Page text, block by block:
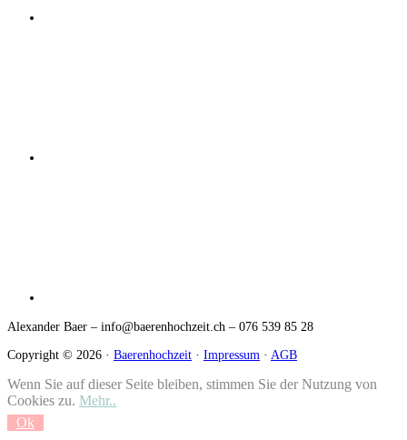
Alexander Baer – info@baerenhochzeit.ch – 076 539 85 28
Copyright © 2026 · Baerenhochzeit · Impressum · AGB
Wenn Sie auf dieser Seite bleiben, stimmen Sie der Nutzung von
Cookies zu. Mehr..
Ok